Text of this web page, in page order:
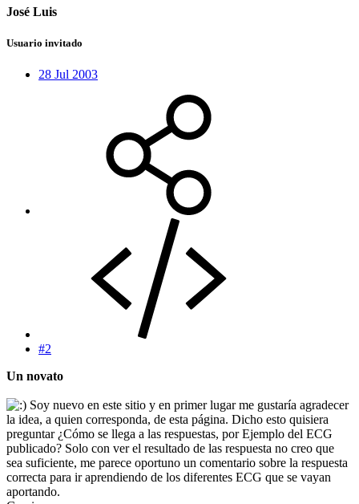
José Luis
Usuario invitado
28 Jul 2003
#2
Un novato
Soy nuevo en este sitio y en primer lugar me gustaría agradecer
la idea, a quien corresponda, de esta página. Dicho esto quisiera
preguntar ¿Cómo se llega a las respuestas, por Ejemplo del ECG
publicado? Solo con ver el resultado de las respuesta no creo que
sea suficiente, me parece oportuno un comentario sobre la respuesta
correcta para ir aprendiendo de los diferentes ECG que se vayan
aportando.